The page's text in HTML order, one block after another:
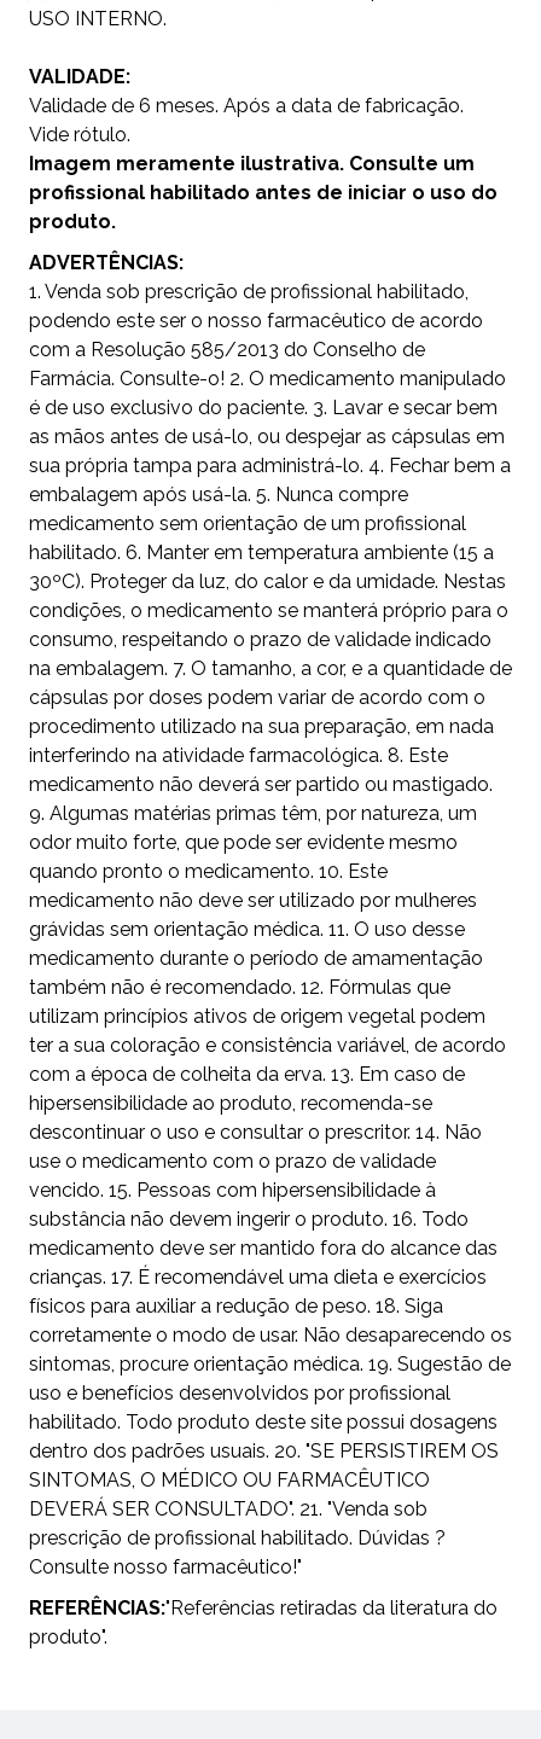
USO INTERNO.
VALIDADE:
Validade de 6 meses. Após a data de fabricação.
Vide rótulo.
Imagem meramente ilustrativa. Consulte um
profissional habilitado antes de iniciar o uso do
produto.
ADVERTÊNCIAS:
1. Venda sob prescrição de profissional habilitado,
podendo este ser o nosso farmacêutico de acordo
com a Resolução 585/2013 do Conselho de
Farmácia. Consulte-o! 2. O medicamento manipulado
é de uso exclusivo do paciente. 3. Lavar e secar bem
as mãos antes de usá-lo, ou despejar as cápsulas em
sua própria tampa para administrá-lo. 4. Fechar bem a
embalagem após usá-la. 5. Nunca compre
medicamento sem orientação de um profissional
habilitado. 6. Manter em temperatura ambiente (15 a
30ºC). Proteger da luz, do calor e da umidade. Nestas
condições, o medicamento se manterá próprio para o
consumo, respeitando o prazo de validade indicado
na embalagem. 7. O tamanho, a cor, e a quantidade de
cápsulas por doses podem variar de acordo com o
procedimento utilizado na sua preparação, em nada
interferindo na atividade farmacológica. 8. Este
medicamento não deverá ser partido ou mastigado.
9. Algumas matérias primas têm, por natureza, um
odor muito forte, que pode ser evidente mesmo
quando pronto o medicamento. 10. Este
medicamento não deve ser utilizado por mulheres
grávidas sem orientação médica. 11. O uso desse
medicamento durante o período de amamentação
também não é recomendado. 12. Fórmulas que
utilizam princípios ativos de origem vegetal podem
ter a sua coloração e consistência variável, de acordo
com a época de colheita da erva. 13. Em caso de
hipersensibilidade ao produto, recomenda-se
descontinuar o uso e consultar o prescritor. 14. Não
use o medicamento com o prazo de validade
vencido. 15. Pessoas com hipersensibilidade à
substância não devem ingerir o produto. 16. Todo
medicamento deve ser mantido fora do alcance das
crianças. 17. É recomendável uma dieta e exercícios
físicos para auxiliar a redução de peso. 18. Siga
corretamente o modo de usar. Não desaparecendo os
sintomas, procure orientação médica. 19. Sugestão de
uso e benefícios desenvolvidos por profissional
habilitado. Todo produto deste site possui dosagens
dentro dos padrões usuais. 20. "SE PERSISTIREM OS
SINTOMAS, O MÉDICO OU FARMACÊUTICO
DEVERÁ SER CONSULTADO". 21. "Venda sob
prescrição de profissional habilitado. Dúvidas ?
Consulte nosso farmacêutico!"
REFERÊNCIAS:"Referências retiradas da literatura do
produto".